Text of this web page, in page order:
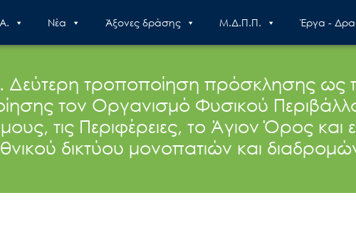
Nέα Άξονες δράσης Μ.Δ.Π.Π. Έργα -
τροποποίηση πρόσκλησης ως
τον Οργανισμό Φυσικού
τις Περιφέρειες, το Άγιον Όρος και
δικτύου μονοπατιών και